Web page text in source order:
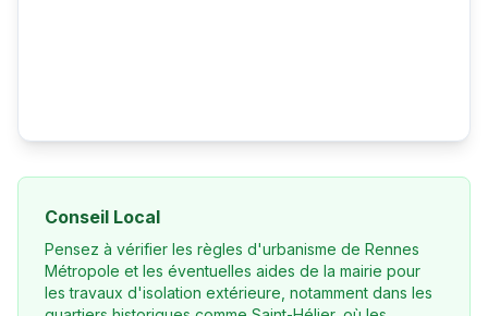
Conseil Local
Pensez à vérifier les règles d'urbanisme de Rennes
Métropole et les éventuelles aides de la mairie pour
les travaux d'isolation extérieure, notamment dans les